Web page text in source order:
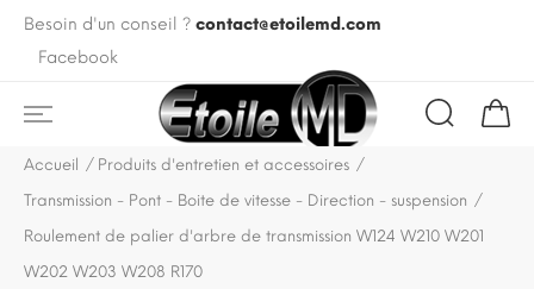
Besoin d'un conseil ? contact@etoilemd.com
Facebook
Accueil
Produits d'entretien et accessoires
Transmission - Pont - Boite de vitesse - Direction - suspension
Roulement de palier d'arbre de transmission W124 W210 W201
W202 W203 W208 R170